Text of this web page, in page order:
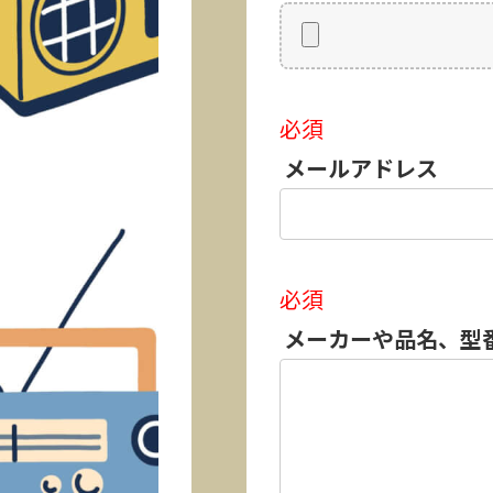
必須
メールアドレス
必須
メーカーや品名、型